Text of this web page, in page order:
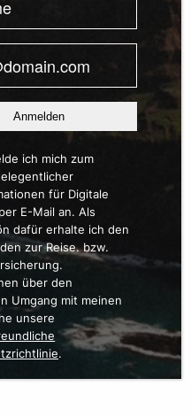
Anmelden
ich mich zum
für Digitale
E-Mail an. Als
dafür erhalte ich den
zur Reise. bzw.
über den
Umgang mit meinen
unsere
.